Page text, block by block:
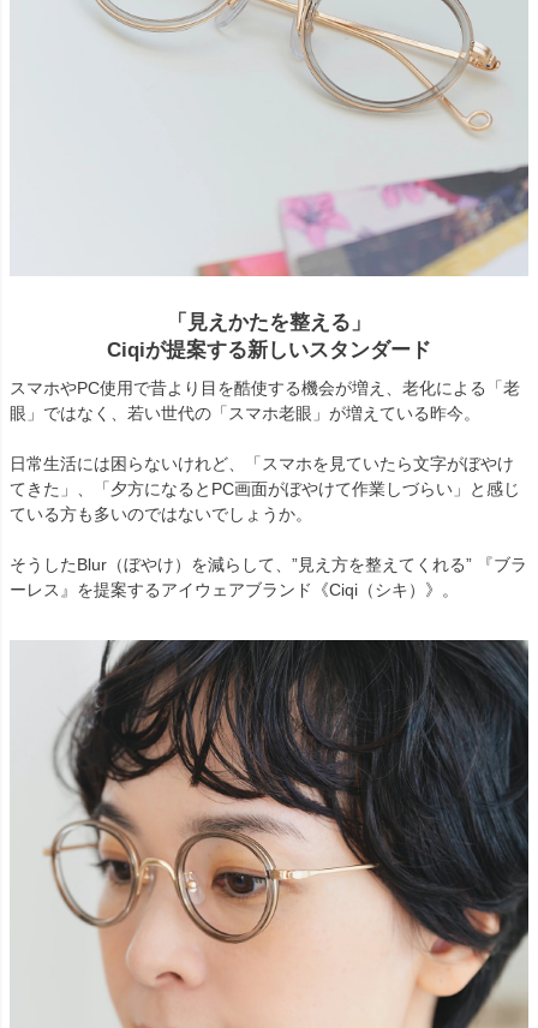
「見えかたを整える」
Ciqiが提案する新しいスタンダード
スマホやPC使用で昔より目を酷使する機会が増え、老化による「老
眼」ではなく、若い世代の「スマホ老眼」が増えている昨今。
日常生活には困らないけれど、「スマホを見ていたら文字がぼやけ
てきた」、「夕方になるとPC画面がぼやけて作業しづらい」と感じ
ている方も多いのではないでしょうか。
そうしたBlur（ぼやけ）を減らして、”見え方を整えてくれる” 『ブラ
ーレス』を提案するアイウェアブランド《Ciqi（シキ）》。